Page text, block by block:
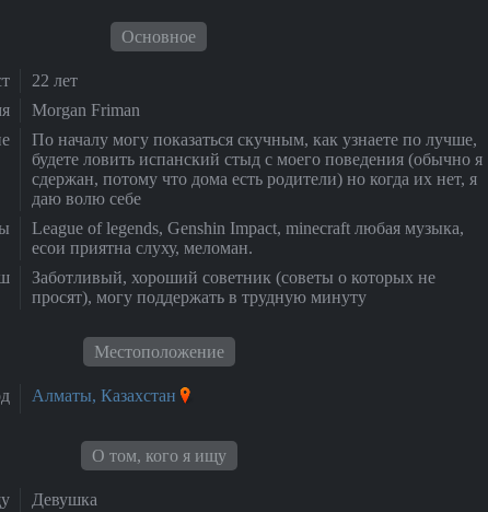
Основное
22 лет
Morgan Friman
По началу могу показаться скучным, как узнаете по лучше,
будете ловить испанский стыд с моего поведения (обычно я
сдержан, потому что дома есть родители) но когда их нет, я
даю волю себе
League of legends, Genshin Impact, minecraft любая музыка,
есои приятна слуху, меломан.
Заботливый, хороший советник (советы о которых не
просят), могу поддержать в трудную минуту
Местоположение
Алматы, Казахстан
О том, кого я ищу
Девушка